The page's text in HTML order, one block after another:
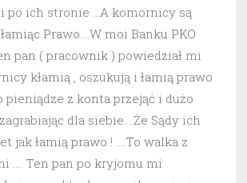
po ich stronie …A komornicy są
Prawo….W moi Banku PKO
pan ( pracownik ) powiedział mi
kłamią , oszukują i łamią prawo
pieniądze z konta przejąć i dużo
dla siebie….Że Sądy ich
jak łamią prawo ! ….To walka z
…. Ten pan po kryjomu mi